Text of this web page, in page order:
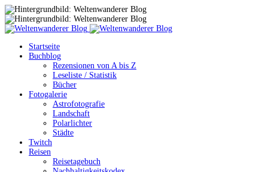
Startseite
Buchblog
Rezensionen von A bis Z
Leseliste / Statistik
Bücher
Fotogalerie
Astrofotografie
Landschaft
Polarlichter
Städte
Twitch
Reisen
Reisetagebuch